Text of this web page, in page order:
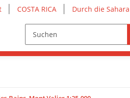
COSTA RICA Durch die Sahara